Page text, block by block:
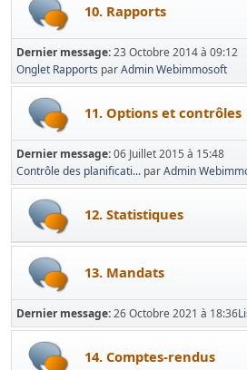
10. Rapports
Dernier message:23 Octobre 2014 à 09:12
Onglet Rapports parAdmin Webimmosoft
11. Options et contrôles
Dernier message:06 Juillet 2015 à 15:48
Contrôle des planificati... parAdmin
12. Statistiques
13. Mandats
Dernier message:26 Octobre 2021 à 18:36
14. Comptes-rendus